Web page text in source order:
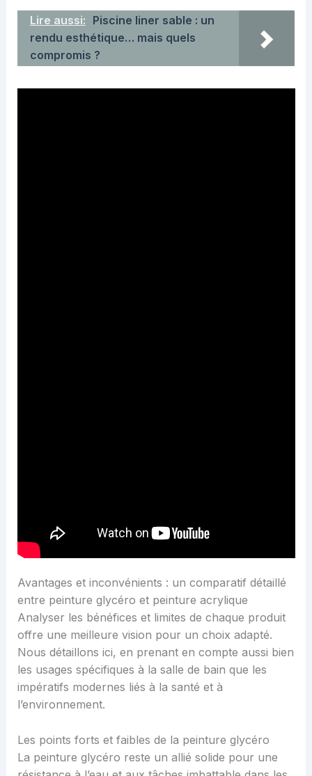
Lire aussi: Piscine liner sable : un
rendu esthétique… mais quels
compromis ?
Avantages et inconvénients : un comparatif détaillé
entre peinture glycéro et peinture acrylique
Analyser les bénéfices et limites de chaque produit
offre une meilleure vision pour un choix adapté.
Nous détaillons ici, en prenant en compte aussi bien
les usages spécifiques à la salle de bain que les
impératifs modernes liés à la santé et à
l’environnement.
Les points forts et faibles de la peinture glycéro
La peinture glycéro reste un allié solide pour une